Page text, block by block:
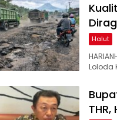
Halut
Loloda